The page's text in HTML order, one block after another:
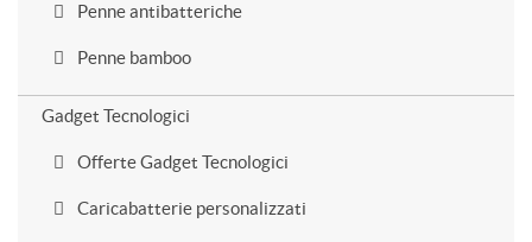
Penne antibatteriche
Penne bamboo
Gadget Tecnologici
Offerte Gadget Tecnologici
Caricabatterie personalizzati